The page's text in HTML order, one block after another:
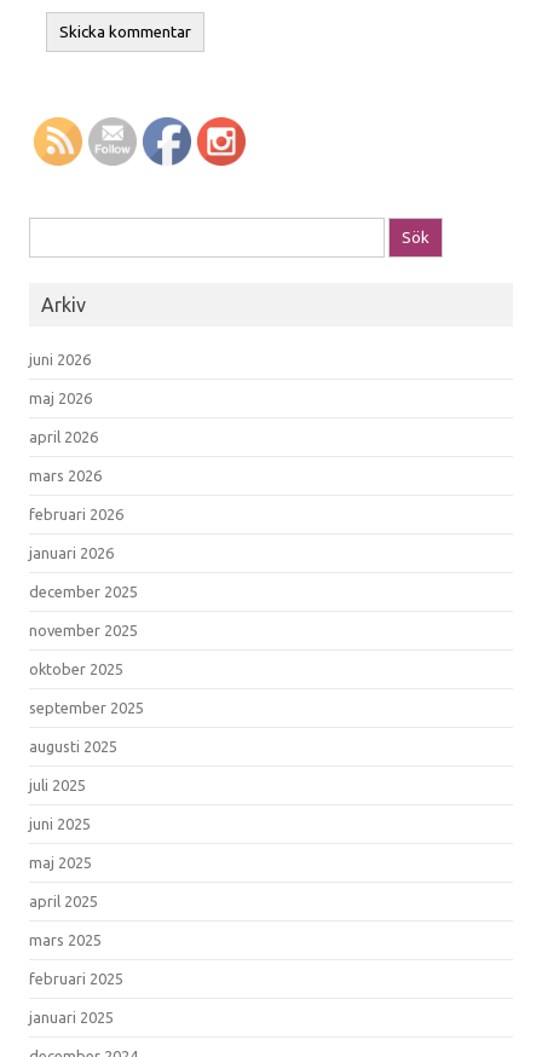
Arkiv
juni 2026
maj 2026
april 2026
mars 2026
februari 2026
januari 2026
december 2025
november 2025
oktober 2025
september 2025
augusti 2025
juli 2025
juni 2025
maj 2025
april 2025
mars 2025
februari 2025
januari 2025